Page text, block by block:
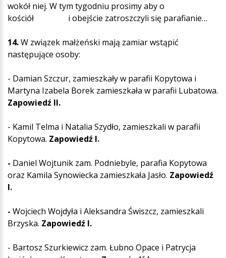
wokół niej. W tym tygodniu prosimy aby o
kościół i obejście zatroszczyli się parafianie…
14.W związek małżeński mają zamiar wstąpić
następujące osoby:
- Damian Szczur, zamieszkały w parafii Kopytowa i
Martyna Izabela Borek zamieszkała w parafii Lubatowa.
Zapowiedź II.
- Kamil Telma i Natalia Szydło, zamieszkali w parafii
Kopytowa. Zapowiedź I.
- Daniel Wojtunik zam. Podniebyle, parafia Kopytowa
oraz Kamila Synowiecka zamieszkała Jasło. Zapowiedź
I.
- Wojciech Wojdyła i Aleksandra Świszcz, zamieszkali
Brzyska. Zapowiedź I.
- Bartosz Szurkiewicz zam. Łubno Opace i Patrycja